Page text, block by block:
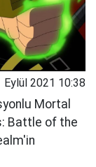
Eylül 2021 10:38
Mortal
Battle of the